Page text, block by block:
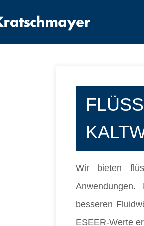
Wir bieten
besseren
ESEER-Werte